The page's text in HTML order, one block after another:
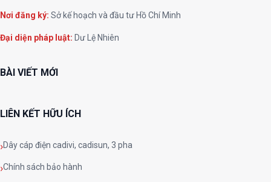
Nơi đăng ký: Sở kế hoạch và đầu tư Hồ Chí Minh
Đại diện pháp luật: Dư Lệ Nhiên
BÀI VIẾT MỚI
LIÊN KẾT HỮU ÍCH
Dây cáp điện cadivi, cadisun, 3 pha
Chính sách bảo hành